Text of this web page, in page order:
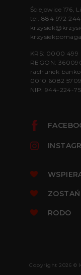
Ściejowice 176,
tel. 884 972 244
KRS: 0000 499
REGON:
rachunek
0010 6082 5709
NIP: 944-224-
RODO
Copyright 2026 ©